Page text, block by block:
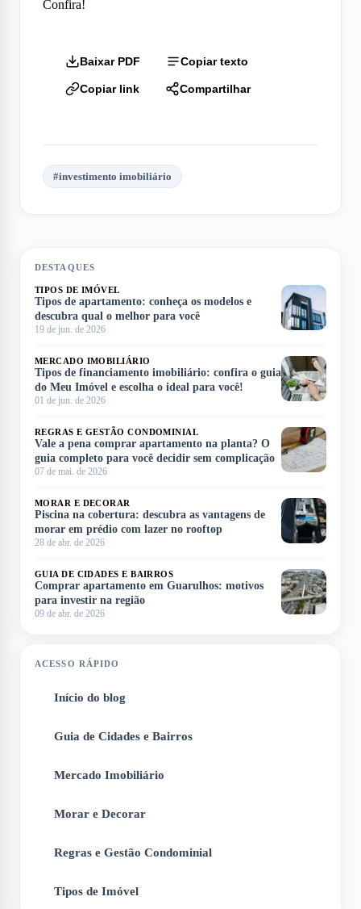
Confira!
Baixar PDF Copiar texto
Copiar link Compartilhar
#investimento imobiliário
DESTAQUES
TIPOS DE IMÓVEL
Tipos de apartamento: conheça os modelos e
descubra qual o melhor para você
19 de jun. de 2026
MERCADO IMOBILIÁRIO
Tipos de financiamento imobiliário: confira o guia
do Meu Imóvel e escolha o ideal para você!
01 de jun. de 2026
REGRAS E GESTÃO CONDOMINIAL
Vale a pena comprar apartamento na planta? O
guia completo para você decidir sem complicação
07 de mai. de 2026
MORAR E DECORAR
Piscina na cobertura: descubra as vantagens de
morar em prédio com lazer no rooftop
28 de abr. de 2026
GUIA DE CIDADES E BAIRROS
Comprar apartamento em Guarulhos: motivos
para investir na região
09 de abr. de 2026
ACESSO RÁPIDO
Início do blog
Guia de Cidades e Bairros
Mercado Imobiliário
Morar e Decorar
Regras e Gestão Condominial
Tipos de Imóvel